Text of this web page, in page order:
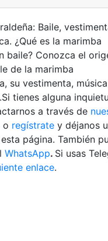
Baile,
¿Qué es la marimba
baile? Conozca el
de la marimba
su vestimenta,
tienes alguna
a través de
o regístrate y déjanos
página. También
WhatsApp. Si usas
enlace.